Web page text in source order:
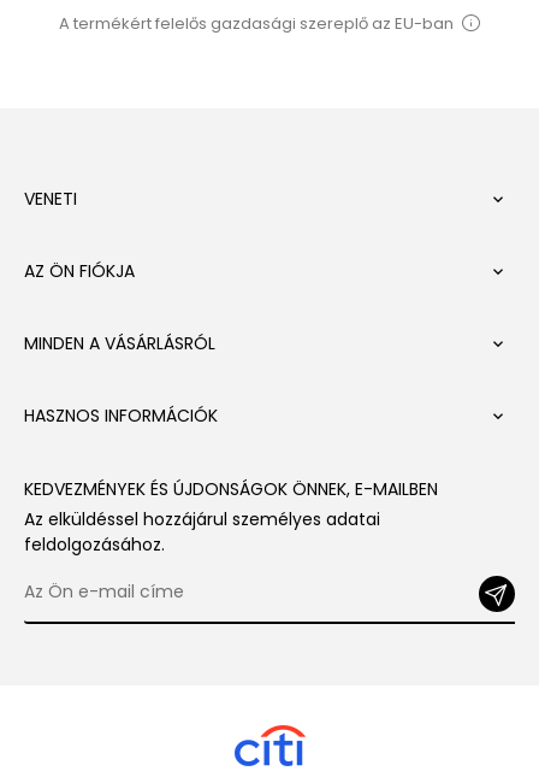
A termékért felelős gazdasági szereplő az EU-ban
VENETI 
AZ ÖN FIÓKJA 
MINDEN A VÁSÁRLÁSRÓL 
HASZNOS INFORMÁCIÓK 
KEDVEZMÉNYEK ÉS ÚJDONSÁGOK ÖNNEK, E-MAILBEN
Az elküldéssel hozzájárul személyes adatai
feldolgozásához.